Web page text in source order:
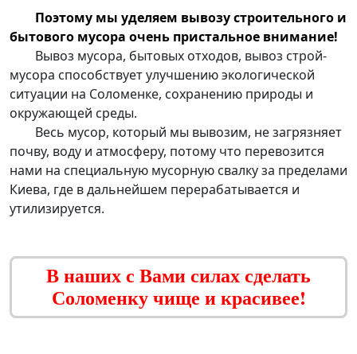
Поэтому мы уделяем вывозу строительного и
бытового мусора очень пристальное внимание!
Вывоз мусора, бытовых отходов, вывоз строй-
мусора способствует улучшению экологической
ситуации на Соломенке, сохранению природы и
окружающей среды.
Весь мусор, который мы вывозим, не загрязняет
почву, воду и атмосферу, потому что перевозится
нами на специальную мусорную свалку за пределами
Киева, где в дальнейшем перерабатывается и
утилизируется.
В наших с Вами силах сделать
Соломенку чище и красивее!